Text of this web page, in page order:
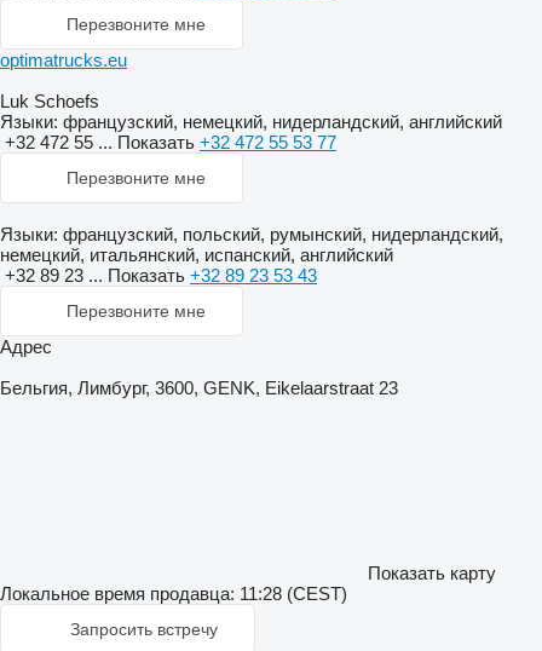
Перезвоните мне
optimatrucks.eu
Luk Schoefs
Языки: французский, немецкий, нидерландский, английский
+32 472 55 ... Показать +32 472 55 53 77
Перезвоните мне
Языки: французский, польский, румынский, нидерландский,
немецкий, итальянский, испанский, английский
+32 89 23 ... Показать +32 89 23 53 43
Перезвоните мне
Адрес
Бельгия, Лимбург, 3600, GENK, Eikelaarstraat 23
Показать карту
Локальное время продавца: 11:28 (CEST)
Запросить встречу